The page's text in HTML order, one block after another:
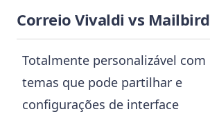
Correio Vivaldi vs Mailbird
Totalmente personalizável com
temas que pode partilhar e
configurações de interface